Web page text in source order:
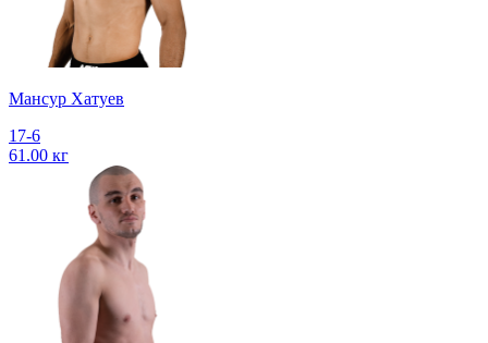
Мансур Хатуев
17-6
61.00 кг